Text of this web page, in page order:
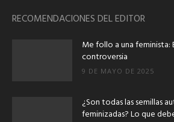
RECOMENDACIONES DEL EDITOR
Me follo a una feminista:
controversia
9 DE MAYO DE 2025
¿Son todas las semillas
feminizadas? Lo que